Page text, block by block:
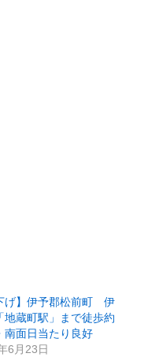
げ】伊予郡松前町 伊
地蔵町駅」まで徒歩約
南面日当たり良好
6月23日